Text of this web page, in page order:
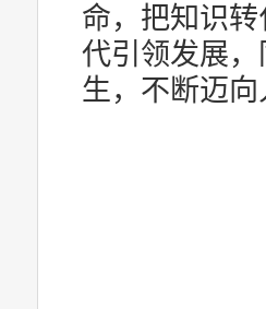
命，把知识
代引领发展
生，不断迈